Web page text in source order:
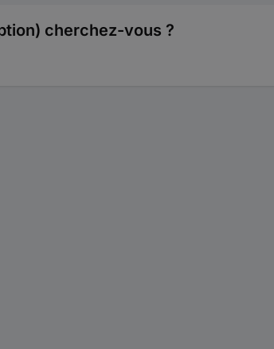
cherchez-vous ?